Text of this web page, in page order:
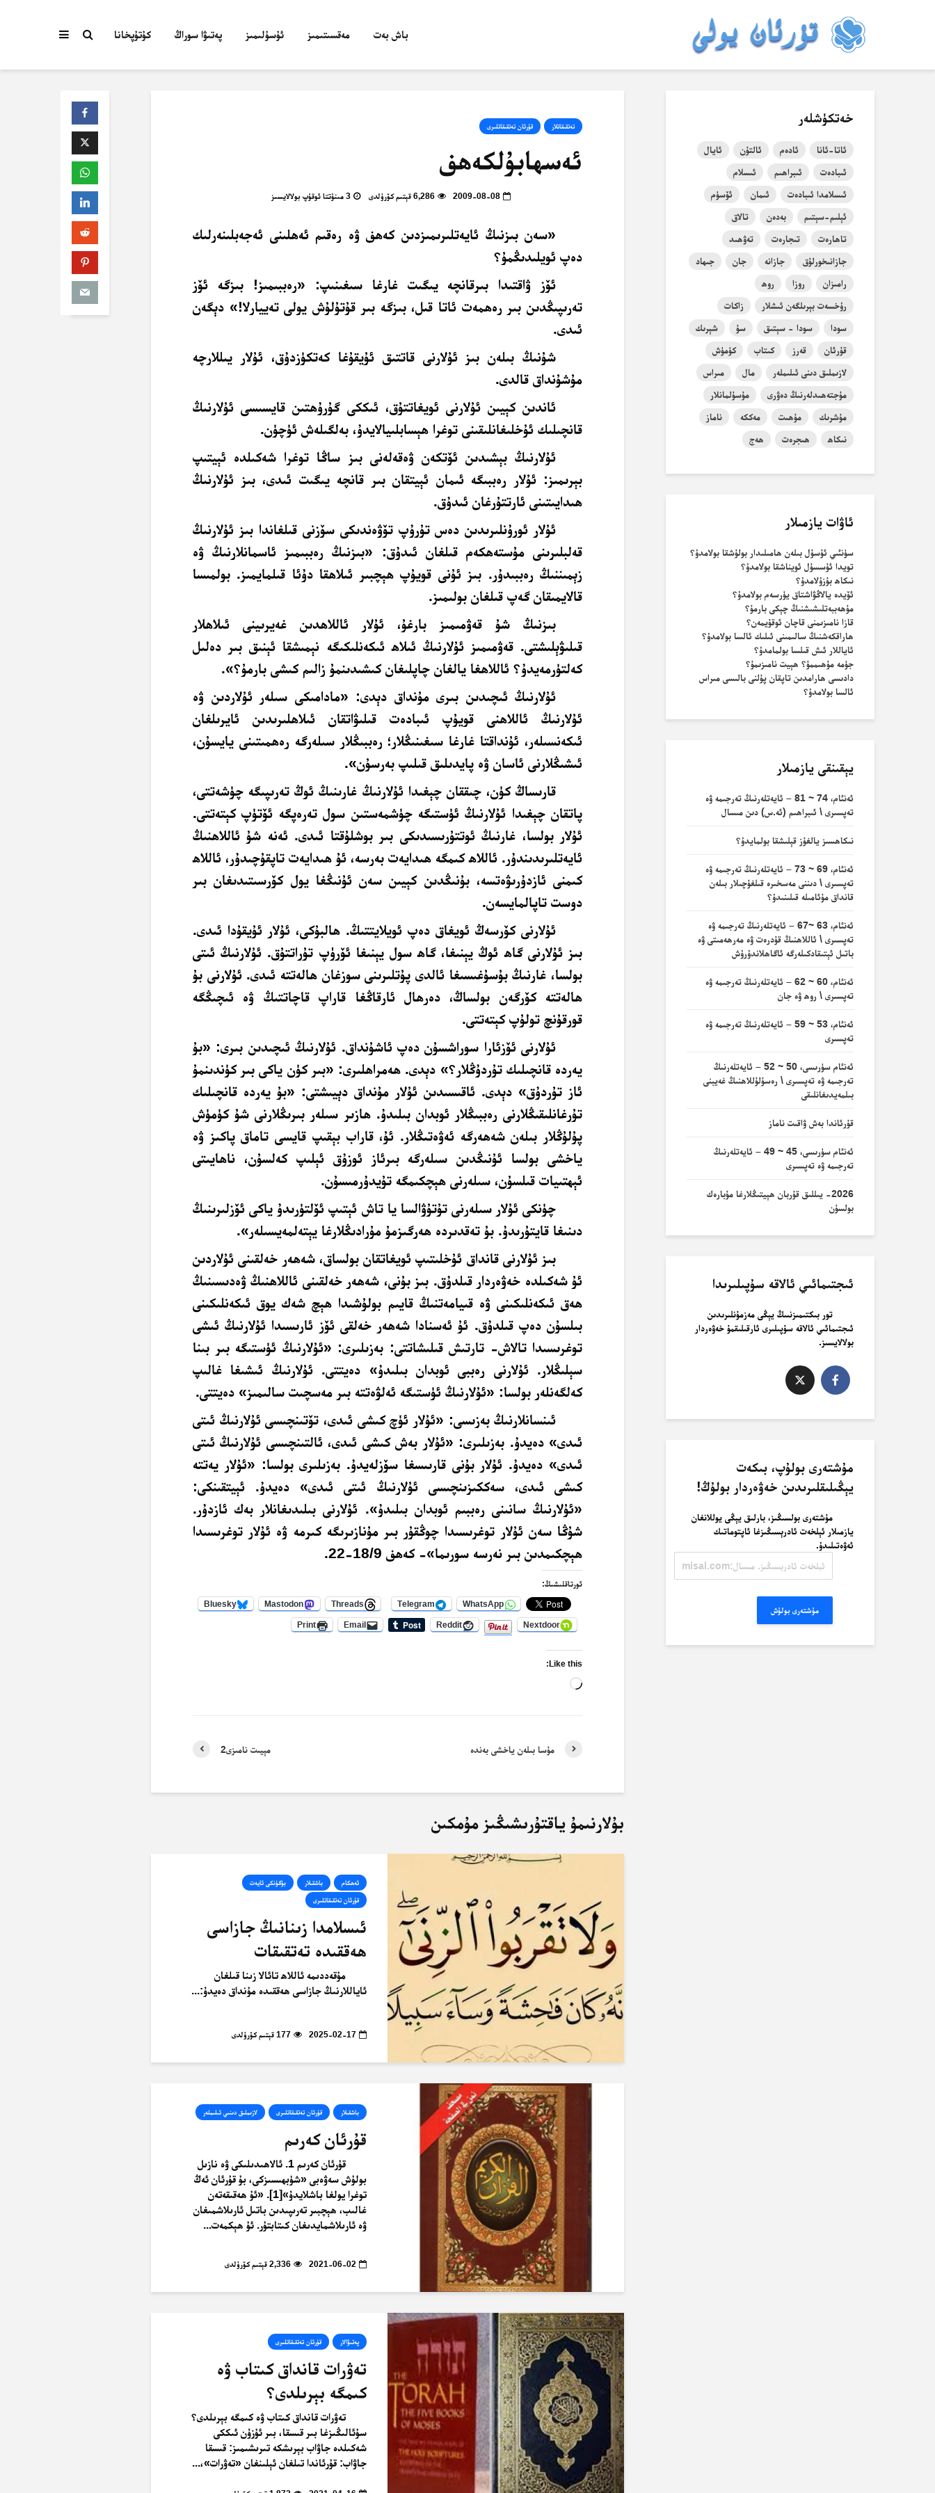
باش بەت مەقسىتىمىز ئۇسۇلىمىز پەتىۋا سوراڭ كۇتۇپخانا
تەتقىقاتلار قۇرئان تەتقىقاتلىرى
ئەسھابۇلكەھف
2009-08-08 6,286 قېتىم كۆرۈلدى 3 مىنۇتتا ئوقۇپ بولالايسىز
«سەن بىزنىڭ ئايەتلىرىمىزدىن كەھف ۋە رەقىم ئەھلىنى ئەجەبلىنەرلىك
دەپ ئويلىدىڭمۇ؟
ئۆز ۋاقتىدا بىرقانچە يىگىت غارغا سىغىنىپ: «رەببىمىز! بىزگە ئۆز
تەرىپىڭدىن بىر رەھمەت ئاتا قىل، بىزگە بىر قۇتۇلۇش يولى تەييارلا!» دېگەن
ئىدى.
شۇنىڭ بىلەن بىز ئۇلارنى قاتتىق ئۇيقۇغا كەتكۈزدۇق، ئۇلار يىللارچە
مۇشۇنداق قالدى.
ئاندىن كېيىن ئۇلارنى ئويغاتتۇق، ئىككى گۇرۇھتىن قايسىسى ئۇلارنىڭ
قانچىلىك ئۇخلىغانلىقىنى توغرا ھېسابلىيالايدۇ، بەلگىلەش ئۈچۈن.
ئۇلارنىڭ بېشىدىن ئۆتكەن ۋەقەلەنى بىز ساڭا توغرا شەكىلدە ئېيتىپ
بېرىمىز: ئۇلار رەببىگە ئىمان ئېيتقان بىر قانچە يىگىت ئىدى، بىز ئۇلارنىڭ
ھىدايىتىنى ئارتتۇرغان ئىدۇق.
ئۇلار ئورۇنلىرىدىن دەس تۇرۇپ تۆۋەندىكى سۆزنى قىلغاندا بىز ئۇلارنىڭ
قەلبلىرىنى مۇستەھكەم قىلغان ئىدۇق: «بىزنىڭ رەببىمىز ئاسمانلارنىڭ ۋە
زېمىننىڭ رەببىدۇر. بىز ئۇنى قويۇپ ھېچبىر ئىلاھقا دۇئا قىلمايمىز. بولمىسا
قالايمىقان گەپ قىلغان بولىمىز.
بىزنىڭ شۇ قەۋمىمىز بارغۇ، ئۇلار ئاللاھدىن غەيرىينى ئىلاھلار
قىلىۋېلىشتى. قەۋمىمىز ئۇلارنىڭ ئىلاھ ئىكەنلىكىگە نېمىشقا ئېنىق بىر دەلىل
كەلتۈرمەيدۇ؟ ئاللاھغا يالغان چاپلىغان كىشىدىنمۇ زالىم كىشى بارمۇ؟».
ئۇلارنىڭ ئىچىدىن بىرى مۇنداق دېدى: «مادامىكى سىلەر ئۇلاردىن ۋە
ئۇلارنىڭ ئاللاھنى قويۇپ ئىبادەت قىلىۋاتقان ئىلاھلىرىدىن ئايرىلغان
ئىكەنسىلەر، ئۇنداقتا غارغا سىغىنىڭلار؛ رەببىڭلار سىلەرگە رەھمىتىنى يايسۇن،
ئىشىڭلارنى ئاسان ۋە پايدىلىق قىلىپ بەرسۇن».
قارىساڭ كۈن، چىققان چېغىدا ئۇلارنىڭ غارىنىڭ ئوڭ تەرىپىگە چۈشەتتى،
پاتقان چېغىدا ئۇلارنىڭ ئۈستىگە چۈشمەستىن سول تەرەپگە ئۆتۈپ كېتەتتى.
ئۇلار بولسا، غارنىڭ ئوتتۇرىسىدىكى بىر بوشلۇقتا ئىدى. ئەنە شۇ ئاللاھنىڭ
ئايەتلىرىدىندۇر. ئاللاھ كىمگە ھىدايەت بەرسە، ئۇ ھىدايەت تاپقۇچىدۇر، ئاللاھ
كىمنى ئازدۇرىۋەتسە، بۇنىڭدىن كېيىن سەن ئۇنىڭغا يول كۆرسىتىدىغان بىر
دوست تاپالمايسەن.
ئۇلارنى كۆرسەڭ ئويغاق دەپ ئويلايتتىڭ. ھالبۇكى، ئۇلار ئۇيقۇدا ئىدى.
بىز ئۇلارنى گاھ ئوڭ يېنىغا، گاھ سول يېنىغا ئۆرۈپ تۇراتتۇق. ئۇلارنىڭ ئىتى
بولسا، غارنىڭ بۇسۇغىسىغا ئالدى پۇتلىرىنى سوزغان ھالەتتە ئىدى. ئۇلارنى بۇ
ھالەتتە كۆرگەن بولساڭ، دەرھال ئارقاڭغا قاراپ قاچاتتىڭ ۋە ئىچىڭگە
قورقۇنچ تولۇپ كېتەتتى.
ئۇلارنى ئۆزئارا سوراشسۇن دەپ ئاشۇنداق. ئۇلارنىڭ ئىچىدىن بىرى: «بۇ
يەردە قانچىلىك تۇردۇڭلار؟» دېدى. ھەمراھلىرى: «بىر كۈن ياكى بىر كۈندىنمۇ
ئاز تۇردۇق» دېدى. ئاقىسىدىن ئۇلار مۇنداق دېيىشتى: «بۇ يەردە قانچىلىك
تۇرغانلىقىڭلارنى رەببىڭلار ئوبدان بىلىدۇ. ھازىر سىلەر بىرىڭلارنى شۇ كۈمۈش
پۇلۇڭلار بىلەن شەھەرگە ئەۋەتىڭلار. ئۇ، قاراب بېقىپ قايسى تاماق پاكىز ۋە
ياخشى بولسا ئۇنىڭدىن سىلەرگە بىرئاز ئوزۇق ئېلىپ كەلسۇن، ناھايىتى
ئېھتىيات قىلسۇن، سىلەرنى ھېچكىمگە تۇيدۇرمىسۇن.
چۈنكى ئۇلار سىلەرنى تۇتۇۋالسا يا تاش ئېتىپ ئۆلتۈرىدۇ ياكى ئۆزلىرىنىڭ
دىنىغا قايتۇرىدۇ. بۇ تەقدىردە ھەرگىزمۇ مۇرادىڭلارغا يېتەلمەيسىلەر».
بىز ئۇلارنى قانداق ئۇخلىتىپ ئويغاتقان بولساق، شەھەر خەلقىنى ئۇلاردىن
ئۇ شەكىلدە خەۋەردار قىلدۇق. بىز بۇنى، شەھەر خەلقىنى ئاللاھنىڭ ۋەدىسىنىڭ
ھەق ئىكەنلىكىنى ۋە قىيامەتنىڭ قايىم بولۇشىدا ھېچ شەك يوق ئىكەنلىكىنى
بىلسۇن دەپ قىلدۇق. ئۇ ئەسنادا شەھەر خەلقى ئۆز ئارىسىدا ئۇلارنىڭ ئىشى
توغرىسىدا تالاش- تارتىش قىلىشاتتى: بەزىلىرى: «ئۇلارنىڭ ئۈستىگە بىر بىنا
سېلىڭلار. ئۇلارنى رەببى ئوبدان بىلىدۇ» دەيتتى. ئۇلارنىڭ ئىشىغا غالىپ
كەلگەنلەر بولسا: «ئۇلارنىڭ ئۈستىگە ئەلۋەتتە بىر مەسچىت سالىمىز» دەيتتى.
ئىنسانلارنىڭ بەزىسى: «ئۇلار ئۈچ كىشى ئىدى، تۆتىنچىسى ئۇلارنىڭ ئىتى
ئىدى» دەيدۇ. بەزىلىرى: «ئۇلار بەش كىشى ئىدى، ئالتىنچىسى ئۇلارنىڭ ئىتى
ئىدى» دەيدۇ. ئۇلار بۇنى قارىىسغا سۆزلەيدۇ. بەزىلىرى بولسا: «ئۇلار يەتتە
كىشى ئىدى، سەككىزىنچىسى ئۇلارنىڭ ئىتى ئىدى» دەيدۇ. ئېيتقىنكى:
«ئۇلارنىڭ سانىنى رەببىم ئوبدان بىلىدۇ». ئۇلارنى بىلىدىغانلار بەك ئازدۇر.
شۇڭا سەن ئۇلار توغرىسىدا چوڭقۇر بىر مۇنازىرىگە كىرمە ۋە ئۇلار توغرىسىدا
ھېچكىمدىن بىر نەرسە سورىما»- كەھف 18/9-22.
ئورتاقلىشىڭ:
WhatsApp
Telegram
Threads
Mastodon
Bluesky
Nextdoor
Reddit
Email
Print
Like this:
Loading…
مېيىت نامىزى2 مۇسا بىلەن ياخشى بەندە
بۇلارنىمۇ ياقتۇرىشىڭىز مۇمكىن
ئەھكام باشقىلار بۈگۈنكى ئايەت
قۇرئان تەتقىقاتلىرى
ئىسلامدا زىنانىڭ جازاسى
ھەققىدە تەتقىقات
مۇقەددىمە ئاللاھ تائالا زىنا قىلغان
ئاياللارنىڭ جازاسى ھەققىدە مۇنداق دەيدۇ:...
2025-02-17 177 قېتىم كۆرۈلدى
باشقىلار قۇرئان تەتقىقاتلىرى لازىملىق دىنىي ئىلىملەر
قۇرئان كەرىم
قۇرئان كەرىم 1. ئالاھىدىلىكى ۋە نازىل
بولۇش سەۋەبى «شۈبھىسىزكى، بۇ قۇرئان ئەڭ
توغرا يولغا باشلايدۇ»[1]. «ئۇ ھەقىقەتەن
غالىب، ھېچبىر تەرىپىدىن باتىل ئارىلاشمىغان
ۋە ئارىلاشمايدىغان كىتابتۇر. ئۇ ھېكمەت...
2021-06-02 2,336 قېتىم كۆرۈلدى
پەتىۋالار قۇرئان تەتقىقاتلىرى
تەۋرات قانداق كىتاب ۋە
كىمگە بېرىلدى؟
تەۋرات قانداق كىتاب ۋە كىمگە بېرىلدى؟
سۇئالىڭىزغا بىر قىسقا، بىر ئۇزۇن ئىككى
شەكىلدە جاۋاب بېرىشكە تىرىشىمىز: قىسقا
جاۋاب: قۇرئاندا تىلغان ئېلىنغان «تەۋرات»،...
خەتكۈشلەر
ئاتا-ئانا ئادەم ئالتۇن
ئايال
ئىبادەت
ئىبراھىم
ئىسلام
ئىسلامدا ئىبادەت
ئىمان
ئۆسۈم
ئېلىم-سېتىم
بەدەن
تالاق
تاھارەت
تىجارەت
تەۋھىد
جازانىخورلۇق
جازانە جان
جىھاد
رامىزان
روزا
روھ
رۇخسەت بېرىلگەن ئىشلار
زاكات
سودا
سودا - سېتىق سۇ
شېرىك
قۇرئان
قەرز كىتاب
كۈمۈش
لازىملىق دىنى ئىلىملەر
مال
مىراس
مۇجتەھىدلەرنىڭ دەۋرى
مۇسۇلمانلار
مۇشرىك
مۇھىت مەككە
ناماز
نىكاھ
ھىجرەت ھەج
ئاۋات يازمىلار
سۈنئىي ئۇسۇل بىلەن ھامىلىدار بولۇشقا بولامدۇ؟
تويدا ئۇسسۇل ئويناشقا بولامدۇ؟
نىكاھ بۇزۇلامدۇ؟
ئۆيدە يالاڭۋاشتاق يۈرسەم بولامدۇ؟
مۇھەببەتلىشىشنىڭ چېكى بارمۇ؟
قازا نامىزىمنى قاچان ئوقۇيمەن؟
ھاراقكەشنىڭ سالىمىنى ئىلىك ئالسا بولامدۇ؟
ئاياللار ئىش قىلسا بولمامدۇ؟
جۈمە مۇھىممۇ؟ ھېيت نامىزىمۇ؟
دادىسى ھارامدىن تاپقان پۇلنى بالىسى مىراس
ئالسا بولامدۇ؟
يېقىنقى يازمىلار
ئەنئام، 74 ~ 81 – ئايەتلەرنىڭ تەرجىمە ۋە
تەپسىرى \ ئىبراھىم (ئە.س) دىن مىسال
نىكاھسىز يالغۇز قېلىشقا بولمايدۇ؟
ئەنئام، 69 ~ 73 – ئايەتلەرنىڭ تەرجىمە ۋە
تەپسىرى \ دىننى مەسخىرە قىلغۇچىلار بىلەن
قانداق مۇئامىلە قىلىنىدۇ؟
ئەنئام، 63 ~67 – ئايەتلەرنىڭ تەرجىمە ۋە
تەپسىرى \ ئاللاھنىڭ قۇدرەت ۋە مەرھەمىتى ۋە
باتىل ئېتىقادكىلەرگە ئاگاھلاندۇرۇش
ئەنئام، 60 ~ 62 – ئايەتلەرنىڭ تەرجىمە ۋە
تەپسىرى \ روھ ۋە جان
ئەنئام، 53 ~ 59 – ئايەتلەرنىڭ تەرجىمە ۋە
تەپسىرى
ئەنئام سۈرىسى، 50 ~ 52 – ئايەتلەرنىڭ
تەرجىمە ۋە تەپسىرى \ رەسۇلۇللاھنىڭ غەيبنى
بىلمەيدىغانلىقى
قۇرئاندا بەش ۋاقىت ناماز
ئەنئام سۈرىسى، 45 ~ 49 – ئايەتلەرنىڭ
تەرجىمە ۋە تەپسىرى
2026- يىللىق قۇربان ھېيتىڭلارغا مۇبارەك
بولسۇن
ئىجتىمائىي ئالاقە سۇپىلىرىدا
تور بىكتىمىزنىىڭ يېڭى مەزمۇنلىرىدىن
ئىجتىمائىي ئالاقە سۇپىلىرى ئارقىلىقمۇ خەۋەردار
بولالايسىز.
مۇشتەرى بولۇپ، بىكەت
يېڭىلىقلىرىدىن خەۋەردار بولۇڭ!
مۇشتەرى بولسىڭىز، بارلىق يېڭى يوللانغان
يازمىلار ئېلخەت ئادرېسىڭىزغا ئاپتوماتىك
ئەۋەتىلىدۇ.
ئادرېسىڭىز.
مۇشتەرى بولۇش